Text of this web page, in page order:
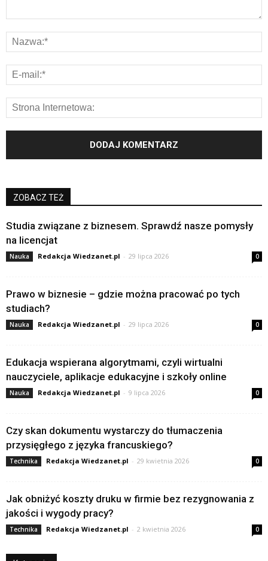
ZOBACZ TEŻ
Studia związane z biznesem. Sprawdź nasze pomysły
na licencjat
Nauka Redakcja Wiedzanet.pl - 29 lipca 2026 0
Prawo w biznesie – gdzie można pracować po tych
studiach?
Nauka Redakcja Wiedzanet.pl - 29 lipca 2026 0
Edukacja wspierana algorytmami, czyli wirtualni
nauczyciele, aplikacje edukacyjne i szkoły online
Nauka Redakcja Wiedzanet.pl - 9 lipca 2026 0
Czy skan dokumentu wystarczy do tłumaczenia
przysięgłego z języka francuskiego?
Technika Redakcja Wiedzanet.pl - 29 kwietnia 2026 0
Jak obniżyć koszty druku w firmie bez rezygnowania z
jakości i wygody pracy?
Technika Redakcja Wiedzanet.pl - 2 kwietnia 2026 0